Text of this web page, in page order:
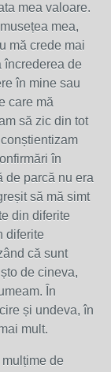
mea valoare.
mea,
mă crede mai
încrederea de
în mine sau
care mă
să zic din tot
în
de parcă nu era
să mă simt
din diferite
diferite
că sunt
de cineva,
În
și undeva, în
mult.
de